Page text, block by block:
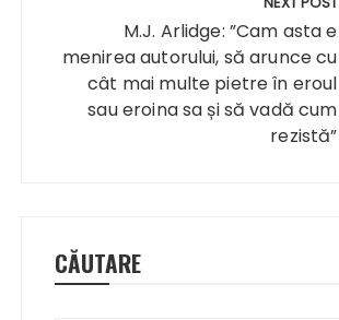
M.J. Arlidge: ”Cam asta e
menirea autorului, să arunce cu
cât mai multe pietre în eroul
sau eroina sa și să vadă cum
rezistă”
CĂUTARE